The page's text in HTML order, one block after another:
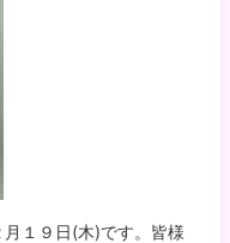
１９日(木)です。皆様